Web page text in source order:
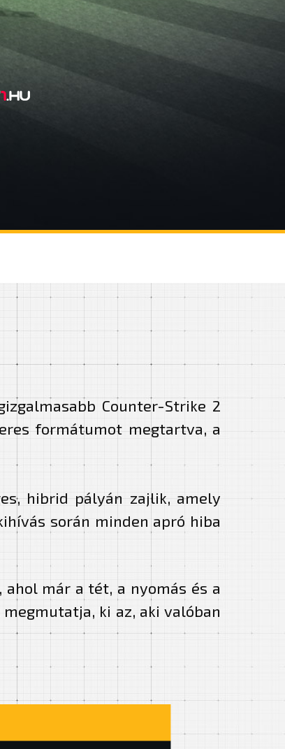
Counter-Strike 2
formátumot megtartva, a
hibrid pályán zajlik, amely
során minden apró hiba
már a tét, a nyomás és a
ki az, aki valóban